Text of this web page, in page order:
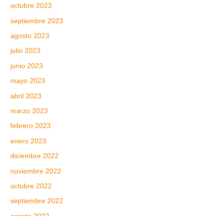
octubre 2023
septiembre 2023
agosto 2023
julio 2023
junio 2023
mayo 2023
abril 2023
marzo 2023
febrero 2023
enero 2023
diciembre 2022
noviembre 2022
octubre 2022
septiembre 2022